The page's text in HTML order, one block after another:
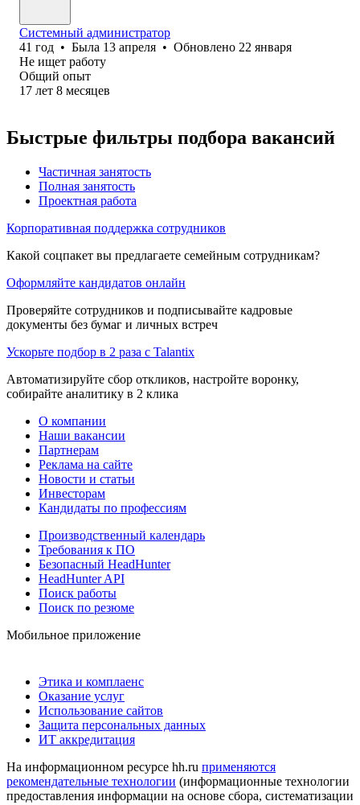
Системный администратор
41 год • Была 13 апреля • Обновлено 22 января
Не ищет работу
Общий опыт
17 лет 8 месяцев
Быстрые фильтры подбора вакансий
Частичная занятость
Полная занятость
Проектная работа
Корпоративная поддержка сотрудников
Какой соцпакет вы предлагаете семейным сотрудникам?
Оформляйте кандидатов онлайн
Проверяйте сотрудников и подписывайте кадровые
документы без бумаг и личных встреч
Ускорьте подбор в 2 раза с Talantix
Автоматизируйте сбор откликов, настройте воронку,
собирайте аналитику в 2 клика
О компании
Наши вакансии
Партнерам
Реклама на сайте
Новости и статьи
Инвесторам
Кандидаты по профессиям
Производственный календарь
Требования к ПО
Безопасный HeadHunter
HeadHunter API
Поиск работы
Поиск по резюме
Мобильное приложение
Этика и комплаенс
Оказание услуг
Использование сайтов
Защита персональных данных
ИТ аккредитация
На информационном ресурсе hh.ru применяются
рекомендательные технологии (информационные технологии
предоставления информации на основе сбора, систематизации